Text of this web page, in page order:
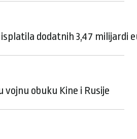
dodatnih 3,47 milijardi
vojnu obuku Kine i Rusije